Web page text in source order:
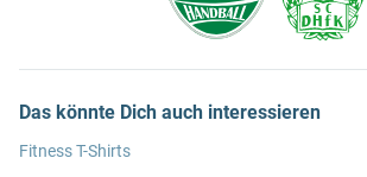
Das könnte Dich auch interessieren
Fitness T-Shirts